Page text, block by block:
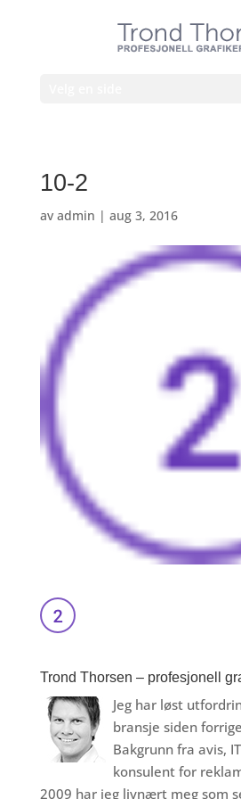
10-2
av admin | aug 3, 2016
Trond Thorsen – profesjonell
Jeg har løst
bransje siden
Bakgrunn fra avis,
konsulent for
2009 har jeg livnært meg som